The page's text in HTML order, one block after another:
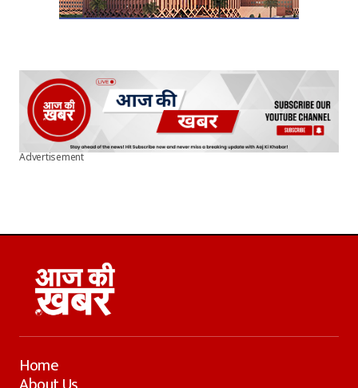
Advertisement
Home